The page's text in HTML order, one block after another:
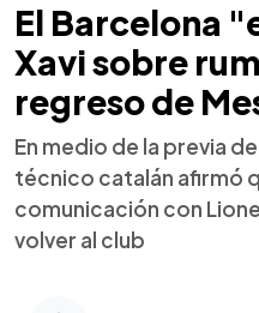
El Barcelona
Xavi sobre
regreso de
En medio de la previa
técnico catalán afirmó
comunicación con
volver al club